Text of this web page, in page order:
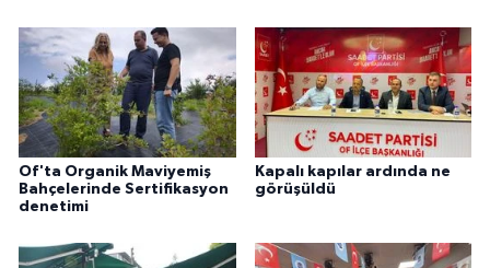
Of'ta Organik Maviyemiş
Bahçelerinde Sertifikasyon
denetimi
Kapalı kapılar ardında ne
görüşüldü